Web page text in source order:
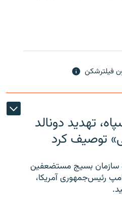
فیلترشکن
تهدید دونالد
توصیف کرد
سازمان بسیج مستضعفین
رئیس‌جمهوری آمریکا،